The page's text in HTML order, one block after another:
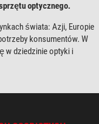
optycznego.
świata: Azji, Europie
konsumentów. W
w dziedzinie optyki i